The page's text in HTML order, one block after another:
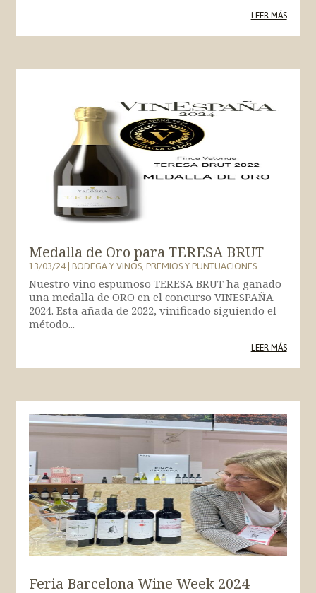
LEER MÁS
Medalla de Oro para TERESA BRUT
13/03/24|BODEGA Y VINOS,PREMIOS Y PUNTUACIONES
Nuestro vino espumoso TERESA BRUT ha ganado
una medalla de ORO en el concurso VINESPAÑA
2024. Esta añada de 2022, vinificado siguiendo el
método...
LEER MÁS
Feria Barcelona Wine Week 2024